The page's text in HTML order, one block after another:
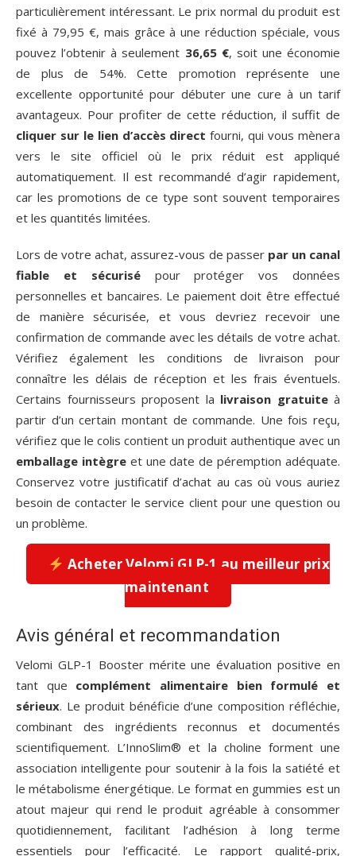
particulièrement intéressant. Le prix normal du produit est
fixé à 79,95 €, mais grâce à une réduction spéciale, vous
pouvez l’obtenir à seulement 36,65 €, soit une économie
de plus de 54%. Cette promotion représente une
excellente opportunité pour débuter une cure à un tarif
avantageux. Pour profiter de cette réduction, il suffit de
cliquer sur le lien d’accès direct fourni, qui vous mènera
vers le site officiel où le prix réduit est appliqué
automatiquement. Il est recommandé d’agir rapidement,
car les promotions de ce type sont souvent temporaires
et les quantités limitées.
Lors de votre achat, assurez-vous de passer par un canal
fiable et sécurisépour protéger vos données
personnelles et bancaires. Le paiement doit être effectué
de manière sécurisée, et vous devriez recevoir une
confirmation de commande avec les détails de votre achat.
Vérifiez également les conditions de livraison pour
connaître les délais de réception et les frais éventuels.
Certains fournisseurs proposent la livraison gratuiteà
partir d’un certain montant de commande. Une fois reçu,
vérifiez que le colis contient un produit authentique avec un
emballage intègreet une date de péremption adéquate.
Conservez votre justificatif d’achat au cas où vous auriez
besoin de contacter le service client pour une question ou
un problème.
Acheter Velomi GLP-1 au meilleur prix
maintenant
Avis général et recommandation
Velomi GLP-1 Booster mérite une évaluation positive en
tant que complément alimentaire bien formulé et
sérieux. Le produit bénéficie d’une composition réfléchie,
combinant des ingrédients reconnus et documentés
scientifiquement. L’InnoSlim® et la choline forment une
association intelligente pour soutenir à la fois la satiété et
le métabolisme énergétique. Le format en gummies est un
atout majeur qui rend le produit agréable à consommer
quotidiennement, facilitant l’adhésion à long terme
essentiels pour l’efficacité. Le rapport qualité-prix,